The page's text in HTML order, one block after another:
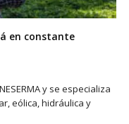
en constante
y se especializa
eólica, hidráulica y